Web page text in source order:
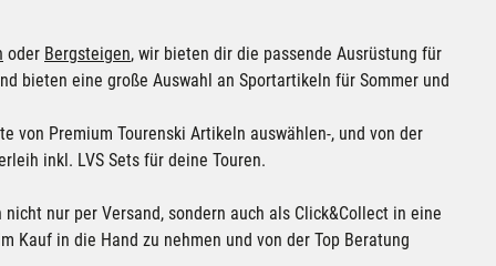
oder Bergsteigen, wir bieten dir die passende Ausrüstung für
bieten eine große Auswahl an Sportartikeln für Sommer und
von Premium Tourenski Artikeln auswählen-, und von der
inkl. LVS Sets für deine Touren.
nur per Versand, sondern auch als Click&Collect in eine
Kauf in die Hand zu nehmen und von der Top Beratung